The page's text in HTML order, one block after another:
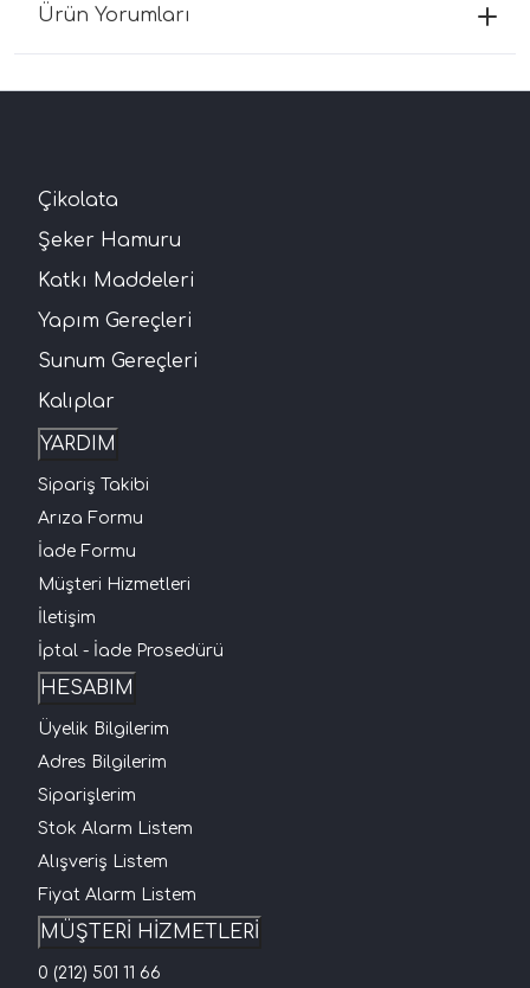
Ürün Yorumları
Çikolata
Şeker Hamuru
Katkı Maddeleri
Yapım Gereçleri
Sunum Gereçleri
Kalıplar
YARDIM
Sipariş Takibi
Arıza Formu
İade Formu
Müşteri Hizmetleri
İletişim
İptal - İade Prosedürü
HESABIM
Üyelik Bilgilerim
Adres Bilgilerim
Siparişlerim
Stok Alarm Listem
Alışveriş Listem
Fiyat Alarm Listem
MÜŞTERİ HİZMETLERİ
0 (212) 501 11 66